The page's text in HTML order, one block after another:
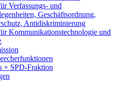
Verfassungs- und
Geschäftsordnung,
Antidiskriminierung
Kommunikationstechnologie und
+ SPD-Fraktion